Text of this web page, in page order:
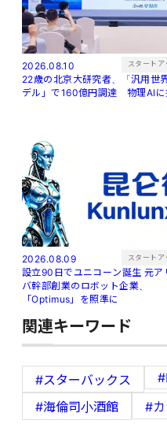
2026.08.10 スタートア
22歳の北京大研究者、「汎用世
デル」で160億円調達 物理AIに
2026.08.09 スタートア
設立90日でユニコーン誕生 元アリバ
バ幹部創業のロボット企業、
「Optimus」を照準に
関連キーワード
#スターバックス
#海倫司小酒館
#